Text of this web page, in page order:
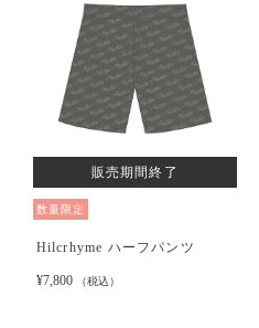
販売期間終了
数量限定
Hilcrhyme ハーフパンツ
¥7,800 （税込）